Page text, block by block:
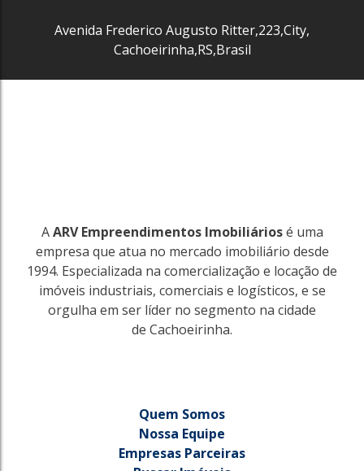
Avenida Frederico Augusto Ritter,223,City,
Cachoeirinha,RS,Brasil
AARV Empreendimentos Imobiliáriosé uma
empresa que atua no mercado imobiliário desde
1994. Especializada na comercialização e locação de
imóveis industriais, comerciais e logísticos, e se
orgulha em ser líder no segmento na cidade
de Cachoeirinha.
Quem Somos
Nossa Equipe
Empresas Parceiras